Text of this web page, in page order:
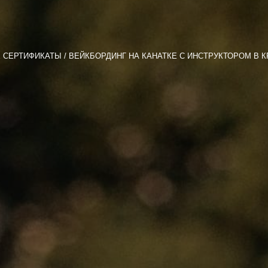
ВЕЙКБОРДИНГ НА КАНАТКЕ С ИНСТРУКТОРОМ В